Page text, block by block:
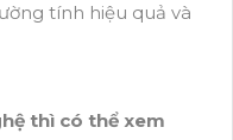
tính hiệu quả và
thì có thể xem